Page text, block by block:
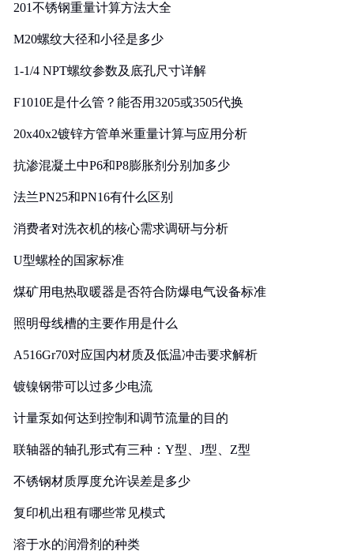
201不锈钢重量计算方法大全
M20螺纹大径和小径是多少
1-1/4 NPT螺纹参数及底孔尺寸详解
F1010E是什么管？能否用3205或3505代换
20x40x2镀锌方管单米重量计算与应用分析
抗渗混凝土中P6和P8膨胀剂分别加多少
法兰PN25和PN16有什么区别
消费者对洗衣机的核心需求调研与分析
U型螺栓的国家标准
煤矿用电热取暖器是否符合防爆电气设备标准
照明母线槽的主要作用是什么
A516Gr70对应国内材质及低温冲击要求解析
镀镍钢带可以过多少电流
计量泵如何达到控制和调节流量的目的
联轴器的轴孔形式有三种：Y型、J型、Z型
不锈钢材质厚度允许误差是多少
复印机出租有哪些常见模式
溶于水的润滑剂的种类